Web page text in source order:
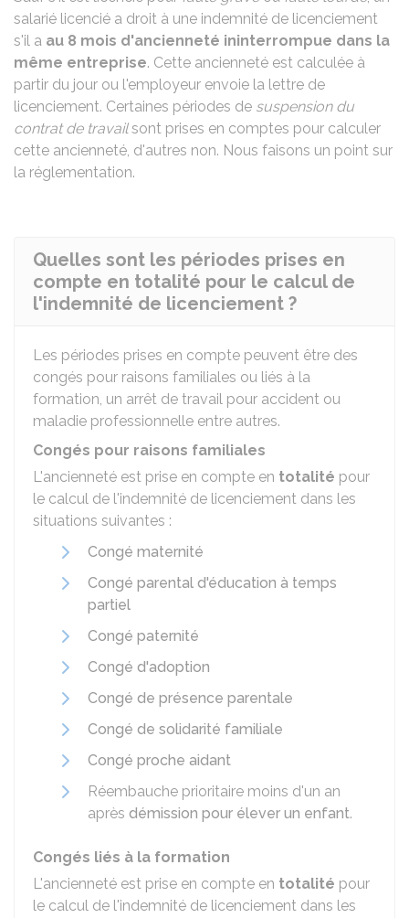
salarié licencié a droit à une indemnité de licenciement
s'il a au 8 mois d'ancienneté ininterrompue dans la
même entreprise. Cette ancienneté est calculée à
partir du jour ou l'employeur envoie la lettre de
licenciement. Certaines périodes de suspension du
contrat de travailsont prises en comptes pour calculer
cette ancienneté, d'autres non. Nous faisons un point sur
la réglementation.
Quelles sont les périodes prises en
compte en totalité pour le calcul de
l'indemnité de licenciement ?
Les périodes prises en compte peuvent être des
congés pour raisons familiales ou liés à la
formation, un arrêt de travail pour accident ou
maladie professionnelle entre autres.
Congés pour raisons familiales
L'ancienneté est prise en compte en totalité pour
le calcul de l'indemnité de licenciement dans les
situations suivantes :
Congé maternité
Congé parental d'éducation à temps
partiel
Congé paternité
Congé d'adoption
Congé de présence parentale
Congé de solidarité familiale
Congé proche aidant
Réembauche prioritaire moins d'un an
après démission pour élever un enfant.
Congés liés à la formation
L'ancienneté est prise en compte en totalité pour
le calcul de l'indemnité de licenciement dans les